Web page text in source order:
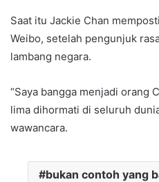
Saat itu Jackie Chan
Weibo, setelah pengunjuk
lambang negara.
“Saya bangga menjadi orang
lima dihormati di seluruh
wawancara.
bukan contoh yang